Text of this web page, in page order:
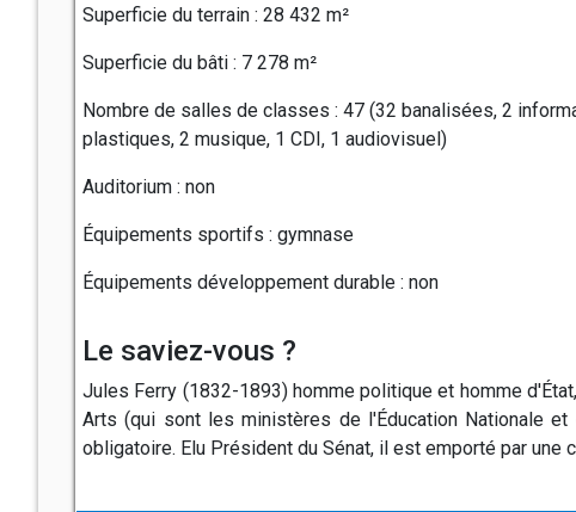
Superficie du terrain : 28 432 m²
Superficie du bâti : 7 278 m²
Nombre de salles de classes : 47 (32 banalisées, 2
plastiques, 2 musique, 1 CDI, 1 audiovisuel)
Auditorium : non
Équipements sportifs : gymnase
Équipements développement durable : non
Le saviez-vous ?
Jules Ferry (1832-1893) homme politique et homme
Arts (qui sont les ministères de l'Éducation Nationale
obligatoire. Elu Président du Sénat, il est emporté par une